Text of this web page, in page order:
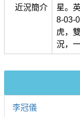
近況簡介
星。
8-03-
虎，
況，
李冠儀